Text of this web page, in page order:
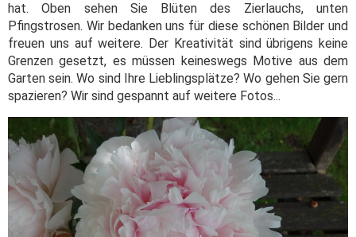
hat. Oben sehen Sie Blüten des Zierlauchs, unten
Pfingstrosen. Wir bedanken uns für diese schönen Bilder und
freuen uns auf weitere. Der Kreativität sind übrigens keine
Grenzen gesetzt, es müssen keineswegs Motive aus dem
Garten sein. Wo sind Ihre Lieblingsplätze? Wo gehen Sie gern
spazieren? Wir sind gespannt auf weitere Fotos...